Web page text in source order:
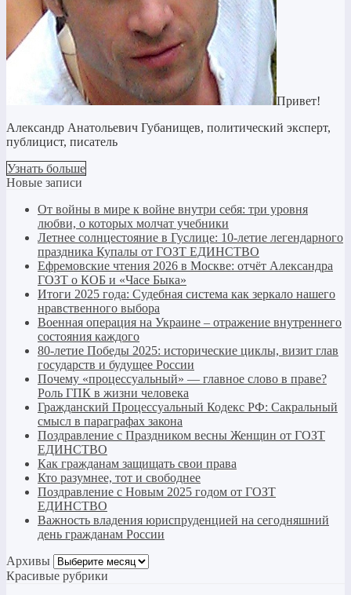
Привет!
Александр Анатольевич Губанищев, политический эксперт,
публицист, писатель
Узнать больше
Новые записи
От войны в мире к войне внутри себя: три уровня
любви, о которых молчат учебники
Летнее солнцестояние в Гуслице: 10-летие легендарного
праздника Купалы от ГОЗТ ЕДИНСТВО
Ефремовские чтения 2026 в Москве: отчёт Александра
ГОЗТ о КОБ и «Часе Быка»
Итоги 2025 года: Судебная система как зеркало нашего
нравственного выбора
Военная операция на Украине – отражение внутреннего
состояния каждого
80-летие Победы 2025: исторические циклы, визит глав
государств и будущее России
Почему «процессуальный» — главное слово в праве?
Роль ГПК в жизни человека
Гражданский Процессуальный Кодекс РФ: Сакральный
смысл в параграфах закона
Поздравление с Праздником весны Женщин от ГОЗТ
ЕДИНСТВО
Как гражданам защищать свои права
Кто разумнее, тот и свободнее
Поздравление с Новым 2025 годом от ГОЗТ
ЕДИНСТВО
Важность владения юриспруденцией на сегодняшний
день гражданам России
Архивы Архивы
Красивые рубрики